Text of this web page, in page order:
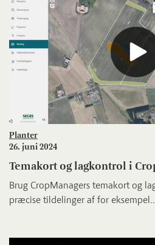
Planter
26. juni 2024
Temakort og lagkontrol i
Brug CropManagers temakort og
præcise tildelinger af for